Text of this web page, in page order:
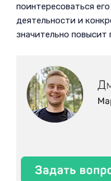
поинтересоваться
деятельности и
значительно повысит